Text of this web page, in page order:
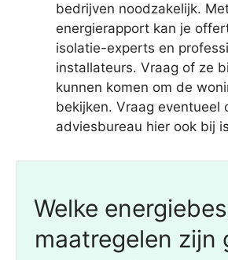
bedrijven noodzakelijk.
energierapport kan je
isolatie-experts en
installateurs. Vraag of ze
kunnen komen om de
bekijken. Vraag eventueel
adviesbureau hier ook bij
Welke
maatregelen zijn